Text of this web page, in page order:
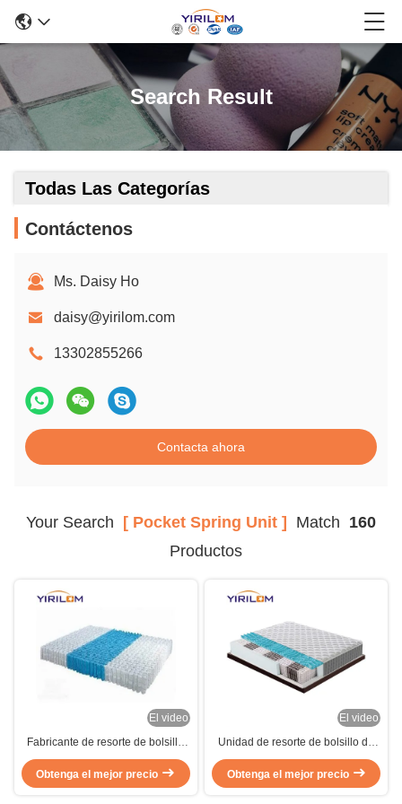
Search Result
Todas Las Categorías
Contáctenos
Ms. Daisy Ho
daisy@yirilom.com
13302855266
Contacta ahora
Your Search [ Pocket Spring Unit ] Match 160
Productos
El video
Fabricante de resorte de bolsillo
de colchón Proporcionar unidad
de resorte de bolsillo de 2.0 mm
para colchón
Obtenga el mejor precio
El video
Unidad de resorte de bolsillo de
tejido no tejido resistente al fuego
con alambre de acero de alto
carbono y 5 vueltas para colchón
Obtenga el mejor precio